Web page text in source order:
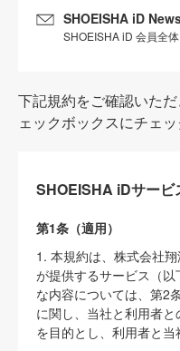
SHOEISHA iD
SHOEISHA iD 会員全
下記規約をご確認いた
ェックボックスにチェ
SHOEISHA iDサービ
第1条（適用）
1. 本規約は、株式会社
が提供するサービス（
な内容については、第2
に関し、当社と利用者
を目的とし、利用者と当